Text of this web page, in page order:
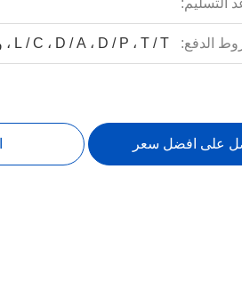
التسليم:
الدفع: L / C ، D / A ، D / P ، T / T ، ويسترن يونيون ،
على افضل سعر